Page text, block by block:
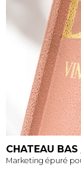
CHATEAU
Marketing épuré